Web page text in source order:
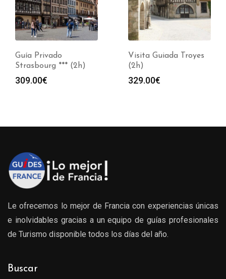
Guía Privado
Strasbourg *** (2h)
309.00€
Visita Guiada Troyes
(2h)
329.00€
Le ofrecemos lo mejor de Francia con experiencias únicas
e inolvidables gracias a un equipo de guías profesionales
de Turismo disponible todos los días del año.
Buscar